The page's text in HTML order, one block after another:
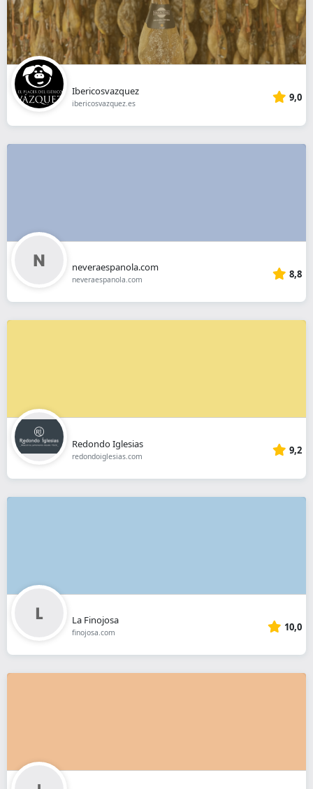
Ibericosvazquez
ibericosvazquez.es 9,0
neveraespanola.com
neveraespanola.com 8,8
Redondo Iglesias
redondoiglesias.com 9,2
La Finojosa
finojosa.com 10,0